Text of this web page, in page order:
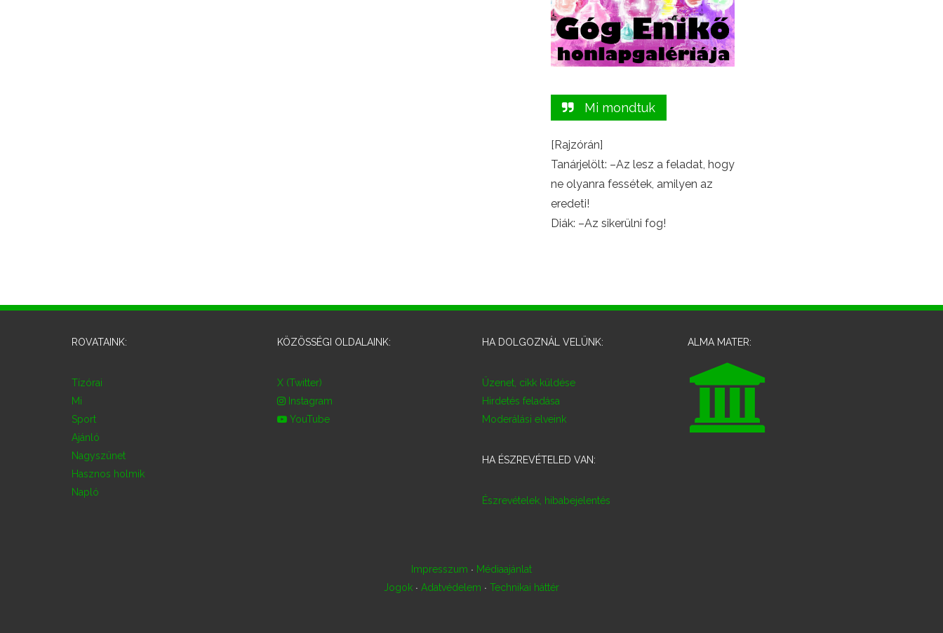
Mi mondtuk
[Rajzórán]
Tanárjelölt: –Az lesz a feladat, hogy
ne olyanra fessétek, amilyen az
eredeti!
Diák: –Az sikerülni fog!
ROVATAINK:
Tízórai
Mi
Sport
Ajánló
Nagyszünet
Hasznos holmik
Napló
KÖZÖSSÉGI OLDALAINK:
X (Twitter)
Instagram
YouTube
HA DOLGOZNÁL VELÜNK:
Üzenet, cikk küldése
Hirdetés feladása
Moderálási elveink
HA ÉSZREVÉTELED VAN:
Észrevételek, hibabejelentés
ALMA MATER:
Impresszum · Médiaajánlat
Jogok · Adatvédelem · Technikai háttér